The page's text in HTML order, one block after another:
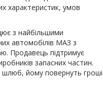
характеристик, умов
з найбільшими
автомобілів МАЗ з
Продавець підтримує
запасних частин.
йому повернуть гроші